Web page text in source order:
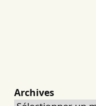
Archives